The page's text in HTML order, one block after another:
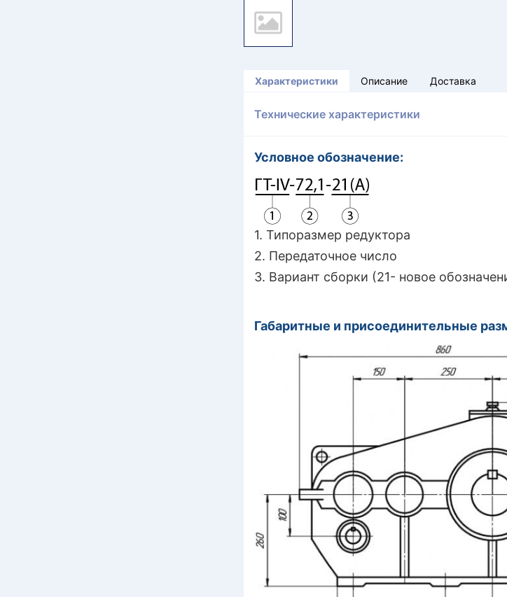
Характеристики Описание Доставка
Технические характеристики
Условное обозначение:
1. Типоразмер редуктора
2. Передаточное число
3. Вариант сборки (21- новое
Габаритные и присоединительные